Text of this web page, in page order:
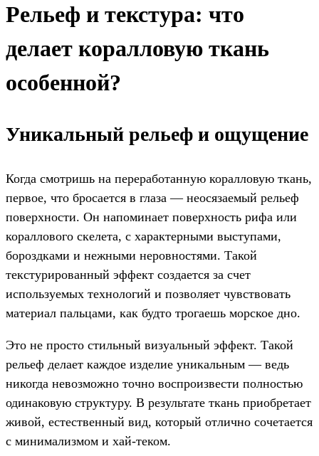
Рельеф и текстура: что
делает коралловую ткань
особенной?
Уникальный рельеф и ощущение
Когда смотришь на переработанную коралловую ткань,
первое, что бросается в глаза — неосязаемый рельеф
поверхности. Он напоминает поверхность рифа или
кораллового скелета, с характерными выступами,
бороздками и нежными неровностями. Такой
текстурированный эффект создается за счет
используемых технологий и позволяет чувствовать
материал пальцами, как будто трогаешь морское дно.
Это не просто стильный визуальный эффект. Такой
рельеф делает каждое изделие уникальным — ведь
никогда невозможно точно воспроизвести полностью
одинаковую структуру. В результате ткань приобретает
живой, естественный вид, который отлично сочетается
с минимализмом и хай-теком.